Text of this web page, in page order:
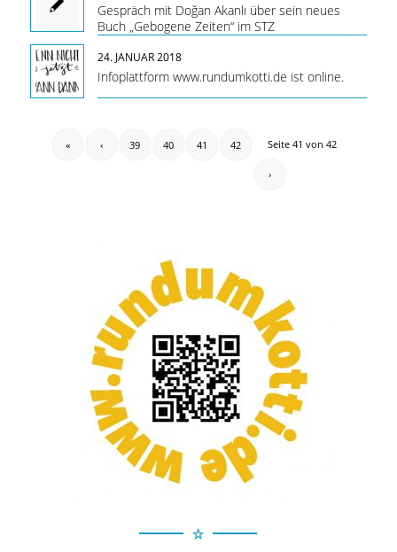
Gespräch mit Doğan Akanlı über sein neues
Buch „Gebogene Zeiten“ im STZ
24. JANUAR 2018
Infoplattform www.rundumkotti.de ist online.
Seite 41 von 42
« ‹ 39 40 41 42
›